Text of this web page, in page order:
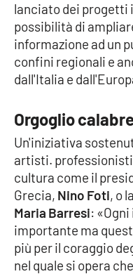
Venti di
STREAMING
LaC Network
LaC OnAir
EDIZIONI
LOCALI
Catanzaro
lanciato dei progetti
possibilità di
informazione ad un
confini regionali e
dall'Italia e
Orgoglio
Un'iniziativa
artisti. professionisti
cultura come il
Grecia, Nino Foti, o
Maria Barresi:
importante ma
più per il coraggio
nel quale si opera